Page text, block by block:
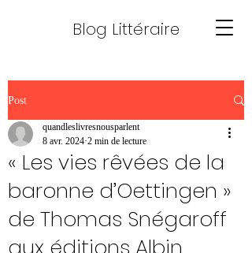
Blog Littéraire
Post
« Les vies rêvées de la
baronne d’Oettingen »
de Thomas Snégaroff
quandleslivresnousparlent
8 avr. 2024 2 min de lecture